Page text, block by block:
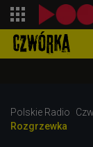
Polskie Radio
Rozgrzewka